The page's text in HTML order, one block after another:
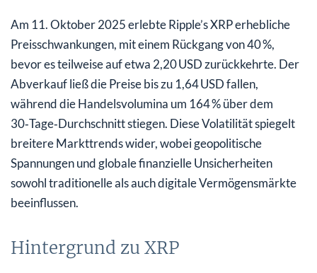
Am 11. Oktober 2025 erlebte Ripple’s XRP erhebliche
Preisschwankungen, mit einem Rückgang von 40 %,
bevor es teilweise auf etwa 2,20 USD zurückkehrte. Der
Abverkauf ließ die Preise bis zu 1,64 USD fallen,
während die Handelsvolumina um 164 % über dem
30‑Tage‑Durchschnitt stiegen. Diese Volatilität spiegelt
breitere Markttrends wider, wobei geopolitische
Spannungen und globale finanzielle Unsicherheiten
sowohl traditionelle als auch digitale Vermögensmärkte
beeinflussen.
Hintergrund zu XRP